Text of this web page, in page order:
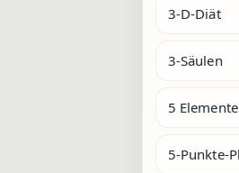
3-D-Diät
3-Säulen
5 Elemente
5-Punkte-